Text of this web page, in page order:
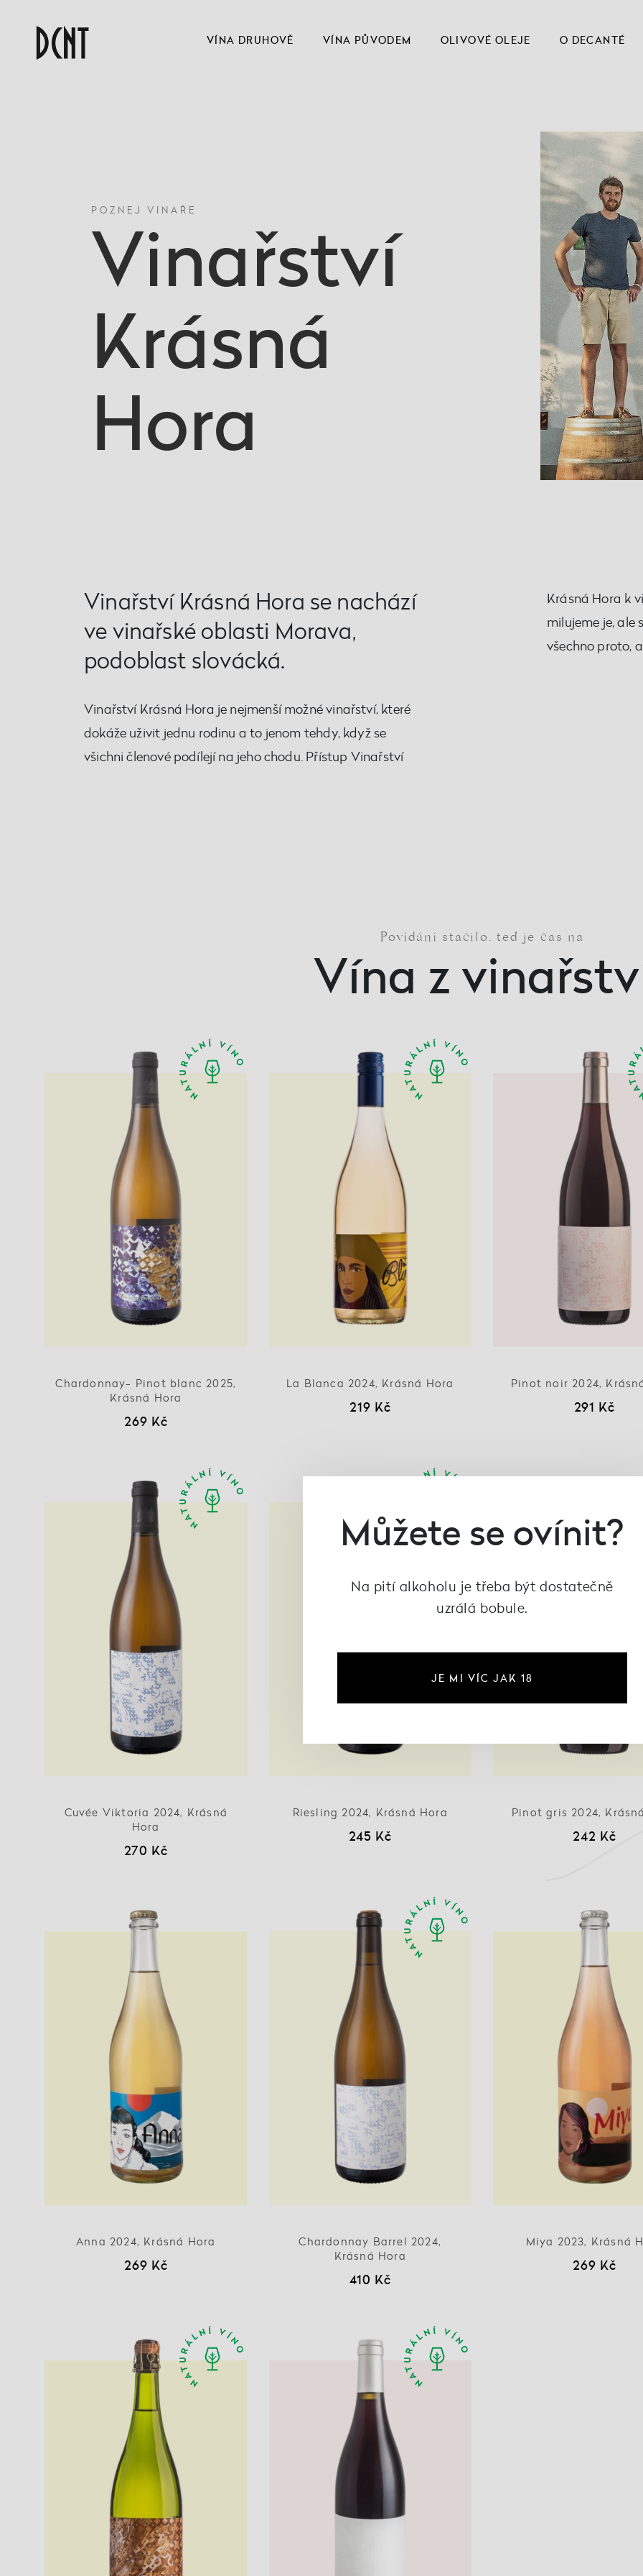
VÍNA DRUHOVĚ VÍNA PŮVODEM OLIVOVÉ OLEJE O DECANTÉ
POZNEJ VINAŘE
Vinařství
Krásná
Hora
Vinařství Krásná Hora se nachází
ve vinařské oblasti Morava,
podoblast slovácká.
Vinařství Krásná Hora je nejmenší možné vinařství, které
dokáže uživit jednu rodinu a to jenom tehdy, když se
všichni členové podílejí na jeho chodu. Přístup Vinařství
Krásná Hora k
milujeme je, ale
všechno proto,
Povídání stačilo, teď je čas na
Vína z
Chardonnay- Pinot blanc 2025,
Krásná Hora
269 Kč
La Blanca 2024, Krásná Hora
219 Kč
Pinot noir 2024,
291 Kč
Cuvée Viktoria 2024, Krásná
Hora
270 Kč
Riesling 2024, Krásná Hora
245 Kč
Pinot gris 2024,
242 Kč
Anna 2024, Krásná Hora
269 Kč
Chardonnay Barrel 2024,
Krásná Hora
410 Kč
Miya 2023, Krásná
269 Kč
Můžete se ovínit?
Na pití alkoholu je třeba být dostatečně
uzrálá bobule.
JE MI VÍC JAK 18